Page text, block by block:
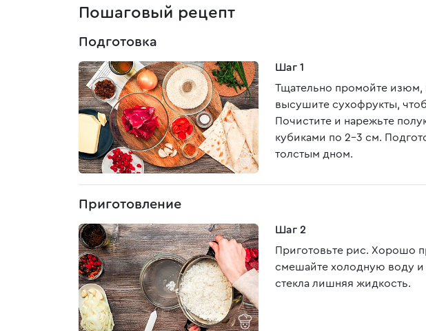
Пошаговый рецепт
Подготовка
Шаг 1
Тщательно промойте изюм,
высушите сухофрукты,
Почистите и нарежьте
кубиками по 2-3 см.
толстым дном.
Приготовление
Шаг 2
Приготовьте рис. Хорошо
смешайте холодную воду и
стекла лишняя жидкость.